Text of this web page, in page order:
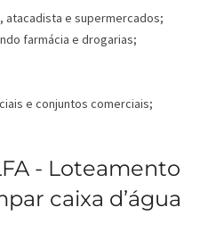
atacadista e supermercados;
farmácia e drogarias;
e conjuntos comerciais;
- Loteamento
caixa d’água